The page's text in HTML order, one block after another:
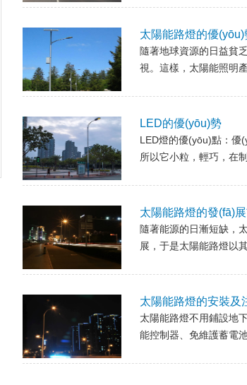
太陽能路燈的優(yōu)
隨著地球資源的日益貧
視。這樣，太陽能照明
LED的優(yōu)勢
LED燈的優(yōu)點：優
所以它小粒，輕巧
太陽能路燈的發
隨著能源的日漸短缺
展，于是太陽能路
太陽能路燈的安裝及
太陽能路燈不用鋪設地下
能控制器、免維護蓄